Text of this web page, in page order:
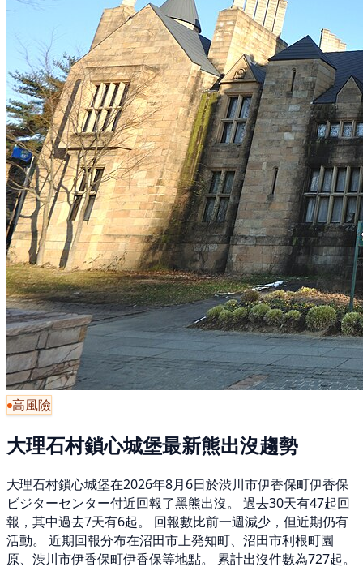
高風險
大理石村鎖心城堡最新熊出沒趨勢
大理石村鎖心城堡在2026年8月6日於渋川市伊香保町伊香保
ビジターセンター付近回報了黑熊出沒。 過去30天有47起回
報，其中過去7天有6起。 回報數比前一週減少，但近期仍有
活動。 近期回報分布在沼田市上発知町、沼田市利根町園
原、渋川市伊香保町伊香保等地點。 累計出沒件數為727起。